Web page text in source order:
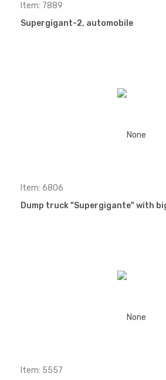
Item: 7889
Supergigant-2, automobile
Item: 6806
Dump truck "Supergigante" with
Item: 5557